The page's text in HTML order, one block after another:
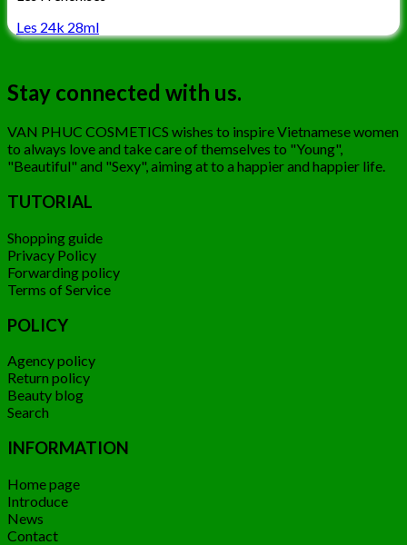
Les 24k 28ml
Stay connected with us.
VAN PHUC COSMETICS wishes to inspire Vietnamese women
to always love and take care of themselves to "Young",
"Beautiful" and "Sexy", aiming at to a happier and happier life.
TUTORIAL
Shopping guide
Privacy Policy
Forwarding policy
Terms of Service
POLICY
Agency policy
Return policy
Beauty blog
Search
INFORMATION
Home page
Introduce
News
Contact